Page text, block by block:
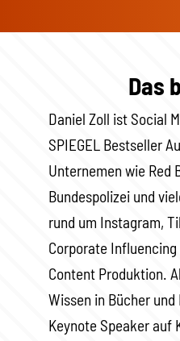
Das
Daniel Zoll ist Social
SPIEGEL Bestseller
Unternemen wie Red
Bundespolizei und
rund um Instagram,
Corporate
Content Produktion.
Wissen in Bücher
Keynote Speaker auf